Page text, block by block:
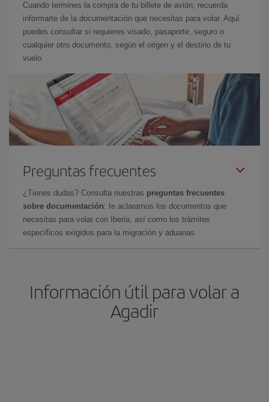
Cuando termines la compra de tu billete de avión, recuerda
informarte de la documentación que necesitas para volar. Aquí
puedes consultar si requieres visado, pasaporte, seguro o
cualquier otro documento, según el origen y el destino de tu
vuelo.
Preguntas frecuentes
¿Tienes dudas? Consulta nuestras preguntas frecuentes
sobre documentación: te aclaramos los documentos que
necesitas para volar con Iberia, así como los trámites
específicos exigidos para la migración y aduanas.
Información útil para volar a
Agadir